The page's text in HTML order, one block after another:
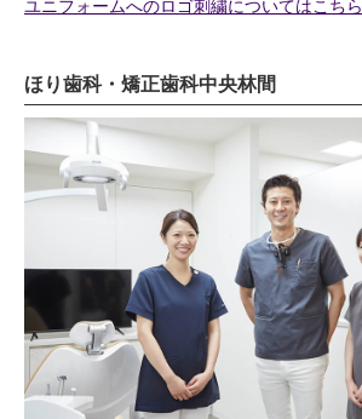
ユニフォームへのロゴ刺繍についてはこちら
ほり歯科・矯正歯科中央林間